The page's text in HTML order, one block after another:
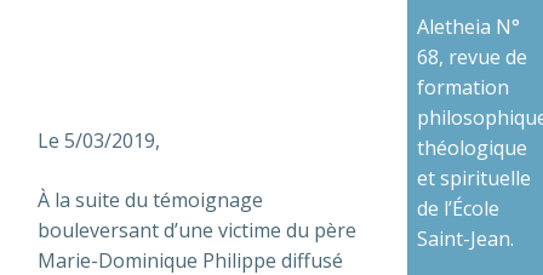
Le 5/03/2019,
À la suite du témoignage
bouleversant d’une victime du père
Marie-Dominique Philippe diffusé
Aletheia N°
68, revue de
formation
théologique
et spirituelle
de l’École
Saint-Jean.